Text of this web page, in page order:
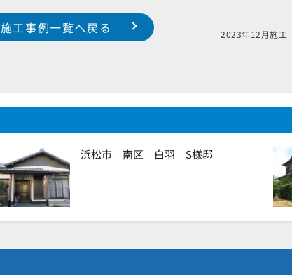
2023年12
施工事例一覧へ戻る
浜松市 南区 白羽 S様邸